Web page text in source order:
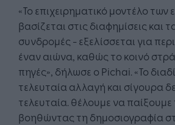
«Το επιχειρηματικό μοντέλο
βασίζεται στις διαφημίσεις και
συνδρομές - εξελίσσεται για
έναν αιώνα, καθώς το κοινό
πηγές», δήλωσε ο Pichai. «Το
τελευταία αλλαγή και σίγουρα
τελευταία. θέλουμε να
βοηθώντας τη δημοσιογραφία